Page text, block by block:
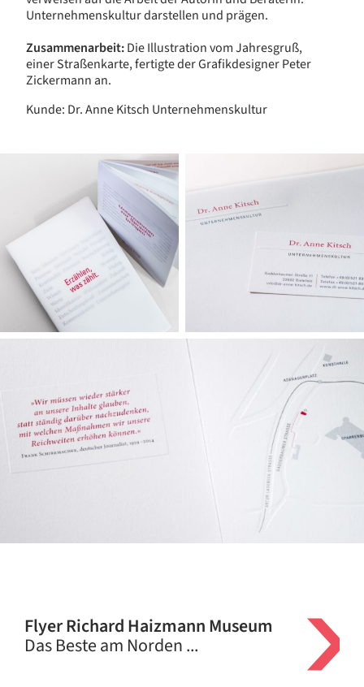
Unternehmenskultur darstellen und prägen.
Zusammenarbeit:Die Illustration vom Jahresgruß,
einer Straßenkarte, fertigte der Grafikdesigner Peter
Zickermann an.
Kunde: Dr. Anne Kitsch Unternehmenskultur
Flyer Richard Haizmann Museum
Das Beste am Norden ...